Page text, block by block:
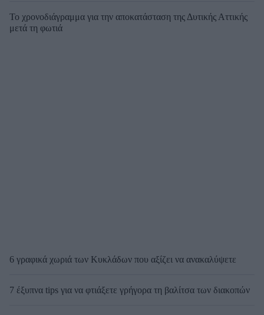
Το χρονοδιάγραμμα για την αποκατάσταση της Δυτικής Αττικής
μετά τη φωτιά
6 γραφικά χωριά των Κυκλάδων που αξίζει να ανακαλύψετε
7 έξυπνα tips για να φτιάξετε γρήγορα τη βαλίτσα των διακοπών